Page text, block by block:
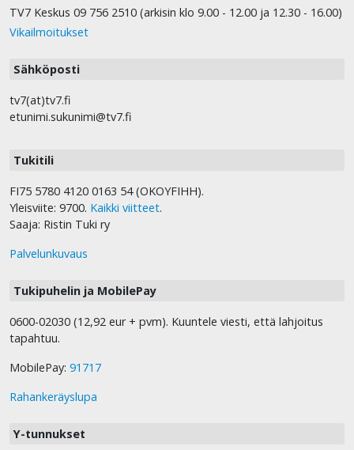
TV7 Keskus 09 756 2510 (arkisin klo 9.00 - 12.00 ja 12.30 - 16.00)
Vikailmoitukset
Sähköposti
tv7(at)tv7.fi
etunimi.sukunimi@tv7.fi
Tukitili
FI75 5780 4120 0163 54 (OKOYFIHH).
Yleisviite: 9700. Kaikki viitteet.
Saaja: Ristin Tuki ry
Palvelunkuvaus
Tukipuhelin ja MobilePay
0600-02030 (12,92 eur + pvm). Kuuntele viesti, että lahjoitus
tapahtuu.
MobilePay: 91717
Rahankeräyslupa
Y-tunnukset